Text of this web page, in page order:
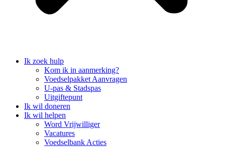
Ik zoek hulp
Kom ik in aanmerking?
Voedselpakket Aanvragen
U-pas & Stadspas
Uitgiftepunt
Ik wil doneren
Ik wil helpen
Word Vrijwilliger
Vacatures
Voedselbank Acties